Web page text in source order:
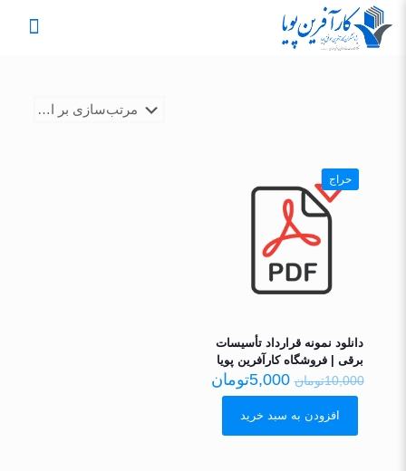
حراج
دانلود نمونه قرارداد تأسیسات
برقی | فروشگاه کارآفرین پویا
10,000تومان 5,000تومان
افزودن به سبد خرید